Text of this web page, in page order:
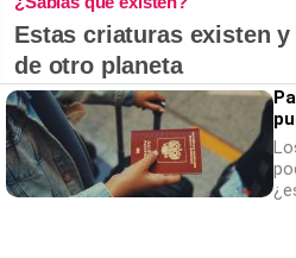
Estas criaturas existen
de otro planeta